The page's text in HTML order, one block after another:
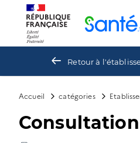
Retour à
Accueil catégories
Panneau de gestion des cookies